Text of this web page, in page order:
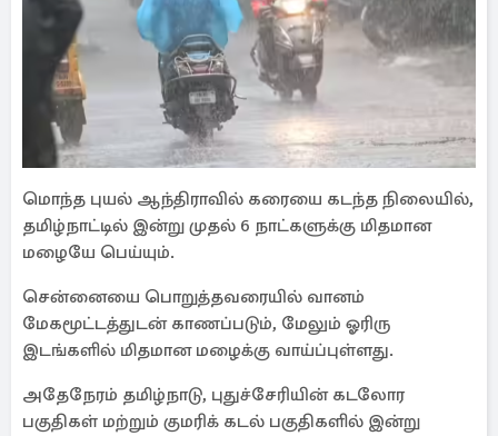
மொந்த புயல் ஆந்திராவில் கரையை கடந்த நிலையில்,
தமிழ்நாட்டில் இன்று முதல் 6 நாட்களுக்கு மிதமான
மழையே பெய்யும்.
சென்னையை பொறுத்தவரையில் வானம்
மேகமூட்டத்துடன் காணப்படும், மேலும் ஓரிரு
இடங்களில் மிதமான மழைக்கு வாய்ப்புள்ளது.
அதேநேரம் தமிழ்நாடு, புதுச்சேரியின் கடலோர
பகுதிகள் மற்றும் குமரிக் கடல் பகுதிகளில் இன்று